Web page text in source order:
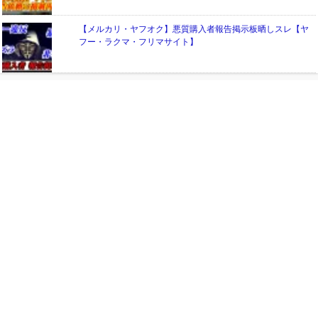
【メルカリ・ヤフオク】悪質購入者報告掲示板晒しスレ【ヤ
フー・ラクマ・フリマサイト】